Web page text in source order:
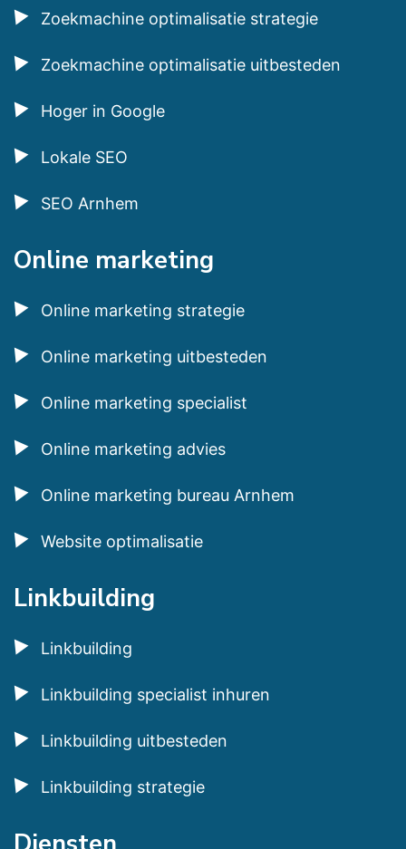
Zoekmachine optimalisatie strategie
Zoekmachine optimalisatie uitbesteden
Hoger in Google
Lokale SEO
SEO Arnhem
Online marketing
Online marketing strategie
Online marketing uitbesteden
Online marketing specialist
Online marketing advies
Online marketing bureau Arnhem
Website optimalisatie
Linkbuilding
Linkbuilding
Linkbuilding specialist inhuren
Linkbuilding uitbesteden
Linkbuilding strategie